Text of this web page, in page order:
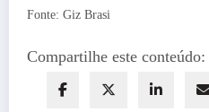
Fonte: Giz Brasi
Compartilhe este conteúdo: